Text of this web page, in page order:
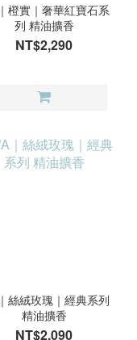
橙實｜奢華紅寶石系
列 精油擴香
NT$2,290
絲絨玫瑰｜經典系列
精油擴香
NT$2,090